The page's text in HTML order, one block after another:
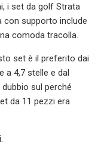
i set da golf Strata
con supporto include
comoda tracolla.
set è il preferito dai
a 4,7 stelle e dal
sul perché
da 11 pezzi era